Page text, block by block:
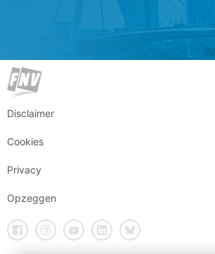
Disclaimer
Cookies
Privacy
Opzeggen